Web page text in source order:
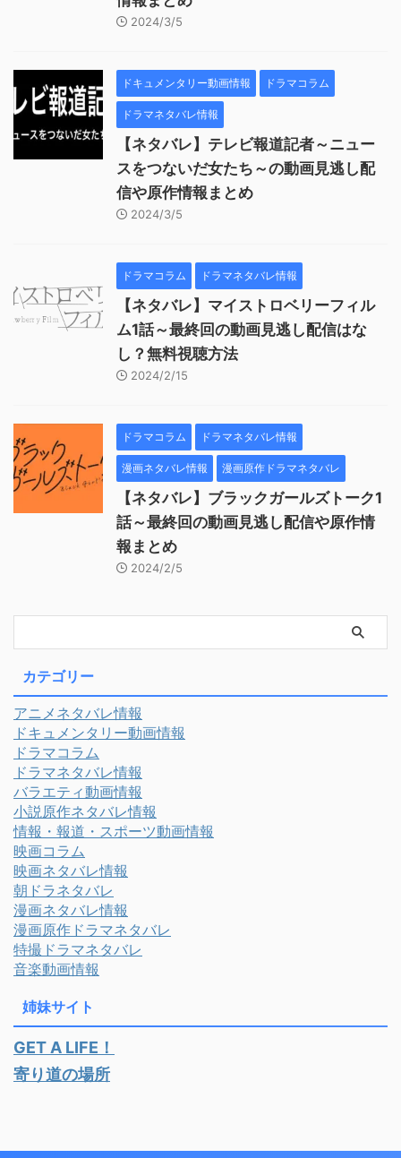
2024/3/5
ドキュメンタリー動画情報 ドラマコラム
ドラマネタバレ情報
【ネタバレ】テレビ報道記者～ニュー
スをつないだ女たち～の動画見逃し配
信や原作情報まとめ
2024/3/5
ドラマコラム ドラマネタバレ情報
【ネタバレ】マイストロベリーフィル
ム1話～最終回の動画見逃し配信はな
し？無料視聴方法
2024/2/15
ドラマコラム ドラマネタバレ情報
漫画ネタバレ情報 漫画原作ドラマネタバレ
【ネタバレ】ブラックガールズトーク1
話～最終回の動画見逃し配信や原作情
報まとめ
2024/2/5
カテゴリー
アニメネタバレ情報
ドキュメンタリー動画情報
ドラマコラム
ドラマネタバレ情報
バラエティ動画情報
小説原作ネタバレ情報
情報・報道・スポーツ動画情報
映画コラム
映画ネタバレ情報
朝ドラネタバレ
漫画ネタバレ情報
漫画原作ドラマネタバレ
特撮ドラマネタバレ
音楽動画情報
姉妹サイト
GET A LIFE！
寄り道の場所